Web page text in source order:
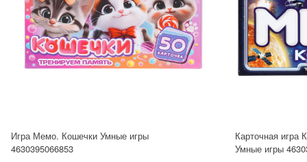
Игра Мемо. Кошечки Умные игры
4630395066853
Карточная игра
Умные игры